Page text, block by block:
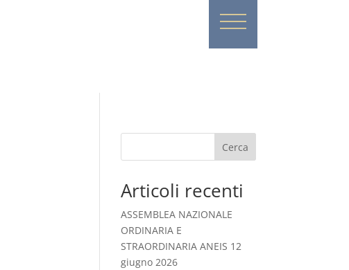
Cerca
Articoli recenti
ASSEMBLEA NAZIONALE
ORDINARIA E
STRAORDINARIA ANEIS 12
giugno 2026